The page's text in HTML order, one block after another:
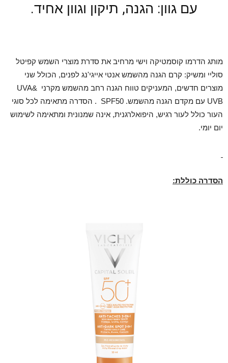
עם גוון: הגנה, תיקון וגוון אחיד.
מותג הדרמו קוסמטיקה וישי מרחיב את סדרת מוצרי השמש קפיטל
סוליי ומשיק: קרם הגנה מהשמש אנטי אייגי'נג לפנים, הכולל שני
מוצרים חדשים, המעניקים טווח הגנה רחב מהשמש מקרני UVA&
UVB עם מקדם הגנה מהשמש. SPF50 . הסדרה מתאימה לכל סוגי
העור כולל לעור רגיש, היפואלרגנית, אינה שמנונית ומתאימה לשימוש
יום יומי.
הסדרה כוללת: